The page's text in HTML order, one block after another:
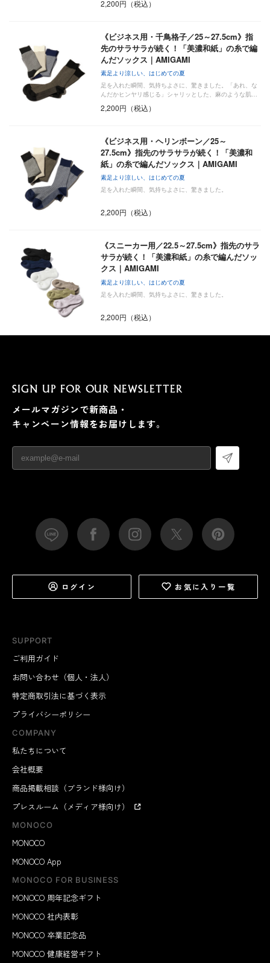
2,200円（税込）
《ビジネス用・千鳥格子／25～27.5cm》指
先のサラサラが続く！「美濃和紙」の糸で編
んだソックス｜AMIGAMI
素足より涼しい、はじめての夏
足を入れた瞬間、気持ちよさに、驚きました。「あれ、な
んだかヒンヤリ感じる」シャリッとした、麻のような肌…
2,200円（税込）
《ビジネス用・ヘリンボーン／25～
27.5cm》指先のサラサラが続く！「美濃和
紙」の糸で編んだソックス｜AMIGAMI
素足より涼しい、はじめての夏
足を入れた瞬間、気持ちよさに、驚きました。
2,200円（税込）
《スニーカー用／22.5～27.5cm》指先のサラ
サラが続く！「美濃和紙」の糸で編んだソッ
クス｜AMIGAMI
素足より涼しい、はじめての夏
足を入れた瞬間、気持ちよさに、驚きました。
2,200円（税込）
SUPPORT
ご利用ガイド
お問い合わせ（個人・法人）
特定商取引法に基づく表示
プライバシーポリシー
COMPANY
私たちについて
会社概要
商品掲載相談（ブランド様向け）
プレスルーム（メディア様向け）
MONOCO
MONOCO
MONOCO App
MONOCO FOR BUSINESS
MONOCO 周年記念ギフト
MONOCO 社内表彰
MONOCO 卒業記念品
MONOCO 健康経営ギフト
SIGN UP FOR OUR NEWSLETTER
メールマガジンで新商品・
キャンペーン情報をお届けします。
ログイン お気に入り一覧